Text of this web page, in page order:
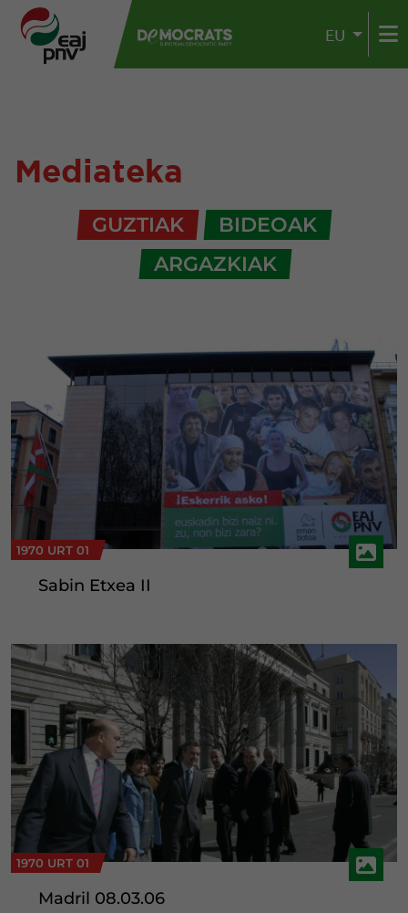
EU
Mediateka
GUZTIAK
BIDEOAK
ARGAZKIAK
1970 URT 01
Sabin Etxea II
1970 URT 01
Madril 08.03.06